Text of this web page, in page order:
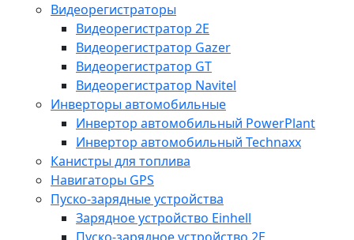
Видеорегистраторы
Видеорегистратор 2E
Видеорегистратор Gazer
Видеорегистратор GT
Видеорегистратор Navitel
Инверторы автомобильные
Инвертор автомобильный PowerPlant
Инвертор автомобильный Technaxx
Канистры для топлива
Навигаторы GPS
Пуско-зарядные устройства
Зарядное устройство Einhell